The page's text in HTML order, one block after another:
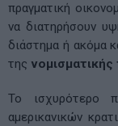
πραγματική
να διατηρήσουν
διάστημα ή ακόμα
της νομισματικής
Το ισχυρότερο
αμερικανικών